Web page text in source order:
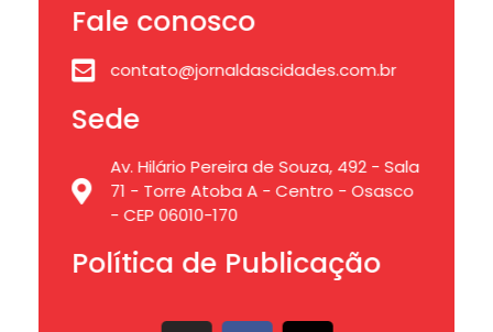
Fale conosco
contato@jornaldascidades.com.br
Sede
Av. Hilário Pereira de Souza, 492 - Sala
71 - Torre Atoba A - Centro - Osasco
- CEP 06010-170
Política de Publicação